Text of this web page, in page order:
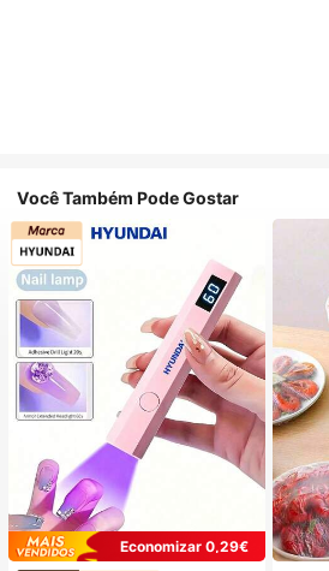
Você Também Pode Gostar
Economizar 0,29€